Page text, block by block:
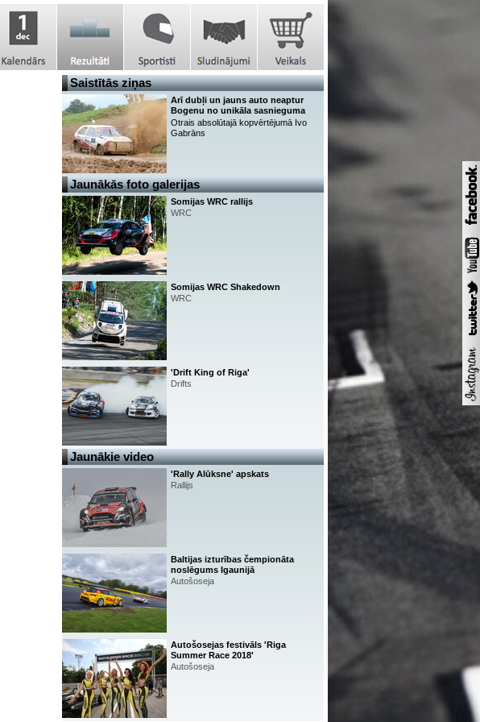
Saistītās ziņas
Arī dubļi un jauns auto neaptur
Bogenu no unikāla sasnieguma
Otrais absolūtajā kopvērtējumā Ivo
Gabrāns
Jaunākās foto galerijas
Somijas WRC rallijs
WRC
Somijas WRC Shakedown
WRC
'Drift King of Riga'
Drifts
Jaunākie video
'Rally Alūksne' apskats
Rallijs
Baltijas izturības čempionāta
noslēgums Igaunijā
Autošoseja
Autošosejas festivāls 'Riga
Summer Race 2018'
Autošoseja